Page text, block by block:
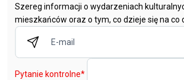
Szereg informacji o wydarzeniach
mieszkańców oraz o tym, co dzieje się na co
Pytanie kontrolne*